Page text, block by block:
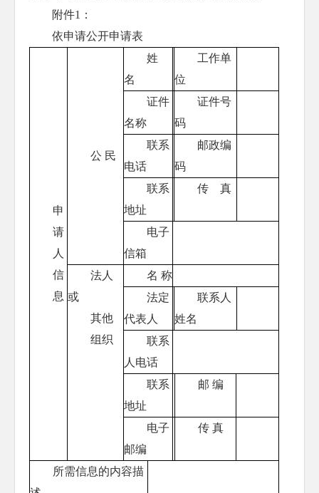
附件1：
依申请公开申请表
申
请
人
信
息
公 民
姓
名
工作单
位
证件
名称
证件号
码
联系
电话
邮政编
码
联系
地址
传 真
电子
信箱
法人
或
其他
组织
名 称
法定
代表人
联系人
姓名
联系
人电话
联系
地址
邮 编
电子
邮编
传 真
所需信息的内容描